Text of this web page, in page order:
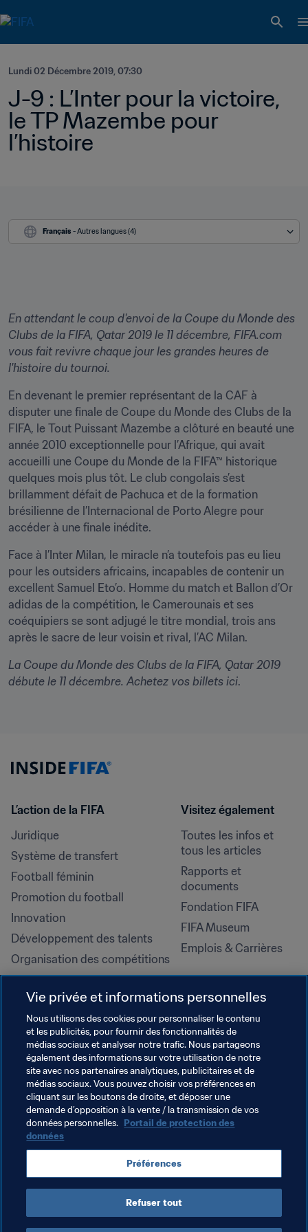
Lundi 02 Décembre 2019, 07:30
J-9 : L’Inter pour la victoire,
le TP Mazembe pour
l’histoire
Français - Autres langues (4)
En attendant le coup d'envoi de la Coupe du Monde des
Clubs de la FIFA, Qatar 2019 le 11 décembre, FIFA.com
vous fait revivre chaque jour les grandes heures de
l'histoire du tournoi.
En devenant le premier représentant de la CAF à
disputer une finale de Coupe du Monde des Clubs de la
FIFA, le Tout Puissant Mazembe a clôturé en beauté une
année 2010 exceptionnelle pour l’Afrique, qui avait
accueilli une Coupe du Monde de la FIFA™ historique
quelques mois plus tôt. Le club congolais s’est
brillamment défait de Pachuca et de la formation
brésilienne de l’Internacional de Porto Alegre pour
accéder à une finale inédite.
Face à l’Inter Milan, le miracle n’a toutefois pas eu lieu
pour les outsiders africains, incapables de contenir un
excellent Samuel Eto’o. Homme du match et Ballon d’Or
adidas de la compétition, le Camerounais et ses
coéquipiers se sont adjugé le titre mondial, trois ans
après le sacre de leur voisin et rival, l’AC Milan.
La Coupe du Monde des Clubs de la FIFA, Qatar 2019
débute le 11 décembre. Achetez vos billets ici.
L’action de la FIFA
Juridique
Système de transfert
Football féminin
Promotion du football
Innovation
Développement des talents
Organisation des compétitions
Développement durable
Droits de l'homme et lutte contre
la discrimination
Santé et médical
Initiatives en matière de
formation
Visitez également
Toutes les infos et
tous les articles
Rapports et
documents
Fondation FIFA
FIFA Museum
Emplois & Carrières
CONDITIONS D'UTILISATION
PORTAIL DE LA FIFA SUR LA PROTECTION DES DONNÉES
TÉLÉCHARGEMENTS
PARAMÈTRAGE DES COOKIES
Droits d'auteur © 1994 - 2025 FIFA. Tous les droits sont réservés.
Vie privée et informations personnelles
Nous utilisons des cookies pour personnaliser le contenu
et les publicités, pour fournir des fonctionnalités de
médias sociaux et analyser notre trafic. Nous partageons
également des informations sur votre utilisation de notre
site avec nos partenaires analytiques, publicitaires et de
médias sociaux. Vous pouvez choisir vos préférences en
cliquant sur les boutons de droite, et déposer une
demande d’opposition à la vente / la transmission de vos
données personnelles. Portail de protection des
données
Préférences
Refuser tout